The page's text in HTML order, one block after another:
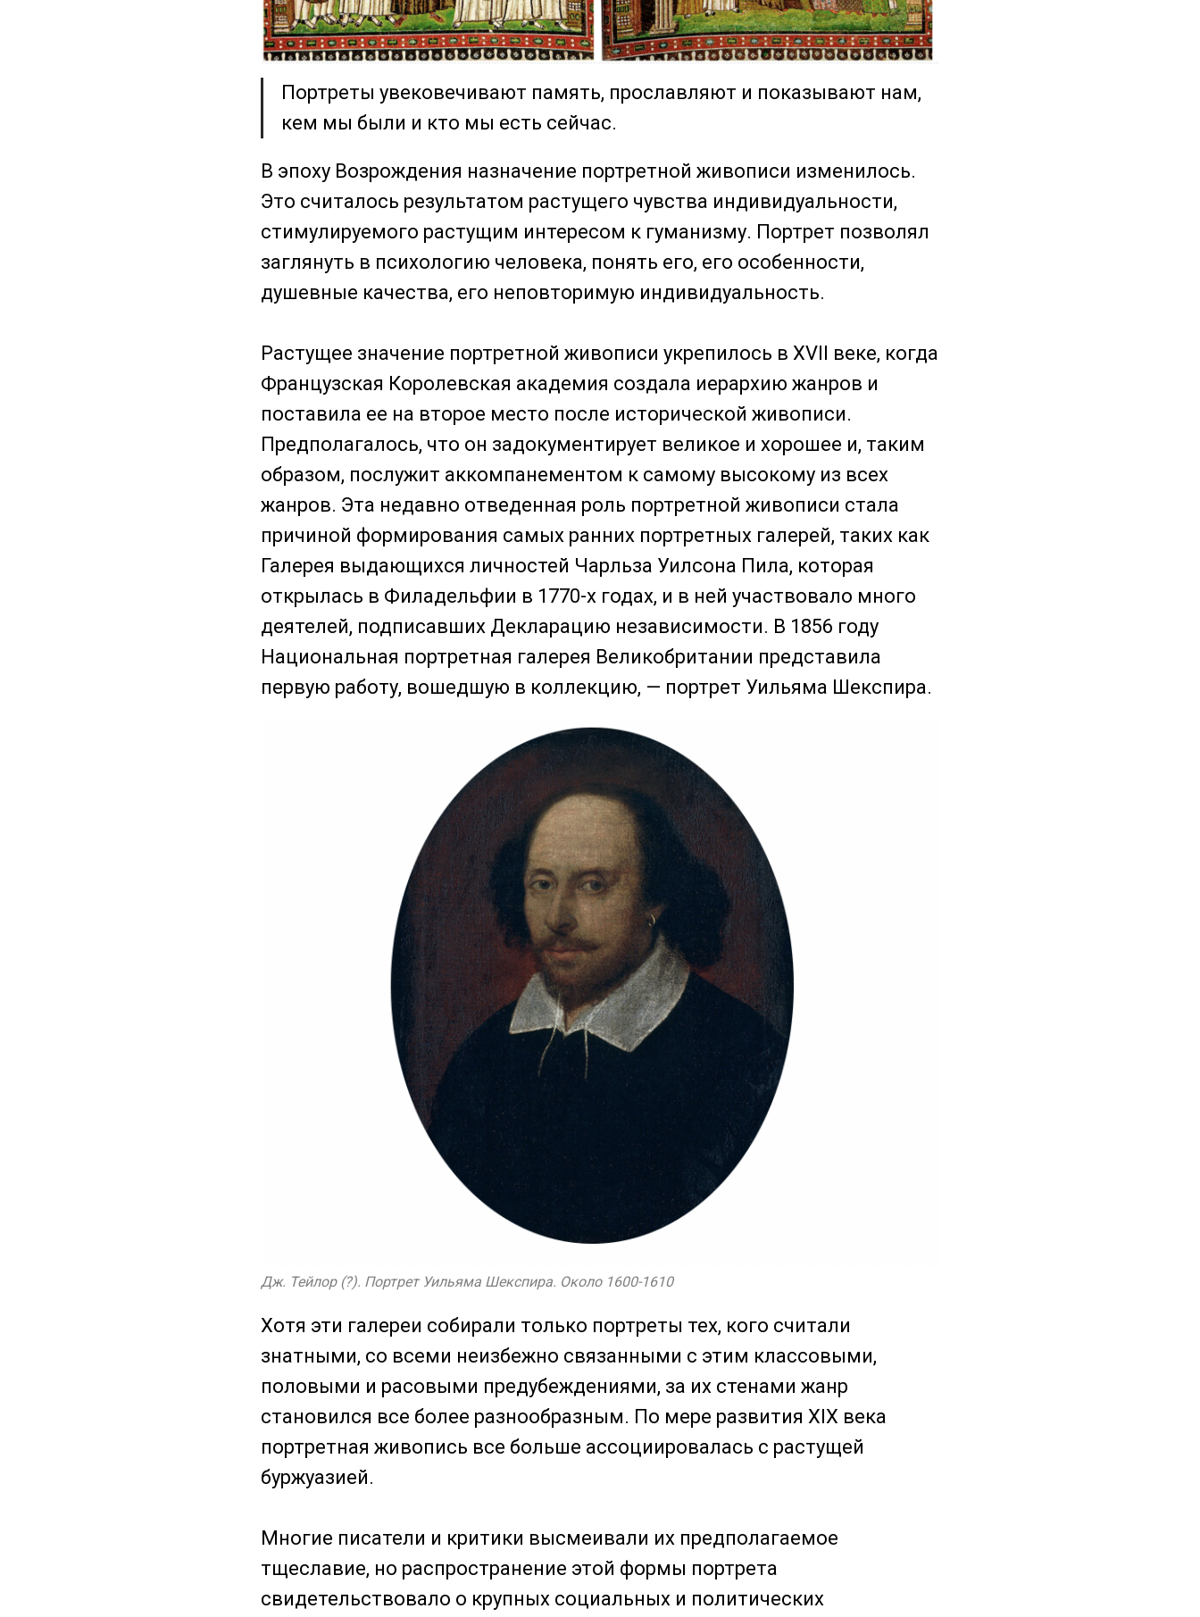
Портреты увековечивают память, прославляют и показывают нам,
кем мы были и кто мы есть сейчас.
В эпоху Возрождения назначение портретной живописи изменилось.
Это считалось результатом растущего чувства индивидуальности,
стимулируемого растущим интересом к гуманизму. Портрет позволял
заглянуть в психологию человека, понять его, его особенности,
душевные качества, его неповторимую индивидуальность.
Растущее значение портретной живописи укрепилось в XVII веке, когда
Французская Королевская академия создала иерархию жанров и
поставила ее на второе место после исторической живописи.
Предполагалось, что он задокументирует великое и хорошее и, таким
образом, послужит аккомпанементом к самому высокому из всех
жанров. Эта недавно отведенная роль портретной живописи стала
причиной формирования самых ранних портретных галерей, таких как
Галерея выдающихся личностей Чарльза Уилсона Пила, которая
открылась в Филадельфии в 1770-х годах, и в ней участвовало много
деятелей, подписавших Декларацию независимости. В 1856 году
Национальная портретная галерея Великобритании представила
первую работу, вошедшую в коллекцию, — портрет Уильяма Шекспира.
Дж. Тейлор (?). Портрет Уильяма Шекспира. Около 1600-1610
Хотя эти галереи собирали только портреты тех, кого считали
знатными, со всеми неизбежно связанными с этим классовыми,
половыми и расовыми предубеждениями, за их стенами жанр
становился все более разнообразным. По мере развития XIX века
портретная живопись все больше ассоциировалась с растущей
буржуазией.
Многие писатели и критики высмеивали их предполагаемое
тщеславие, но распространение этой формы портрета
свидетельствовало о крупных социальных и политических